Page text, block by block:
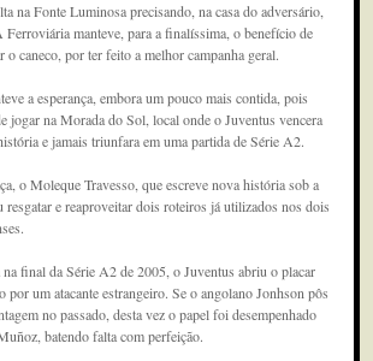
na Fonte Luminosa precisando, na casa do adversário,
manteve, para a finalíssima, o benefício de
o caneco, por ter feito a melhor campanha geral.
a esperança, embora um pouco mais contida, pois
jogar na Morada do Sol, local onde o Juventus vencera
e jamais triunfara em uma partida de Série A2.
o Moleque Travesso, que escreve nova história sob a
resgatar e reaproveitar dois roteiros já utilizados nos dois
final da Série A2 de 2005, o Juventus abriu o placar
por um atacante estrangeiro. Se o angolano Jonhson pôs
no passado, desta vez o papel foi desempenhado
batendo falta com perfeição.